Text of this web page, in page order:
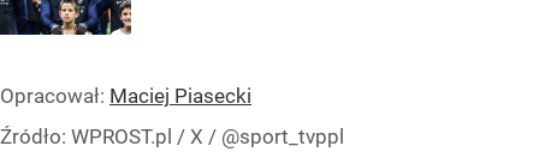
Opracował: Maciej Piasecki
Źródło: WPROST.pl / X / @sport_tvppl